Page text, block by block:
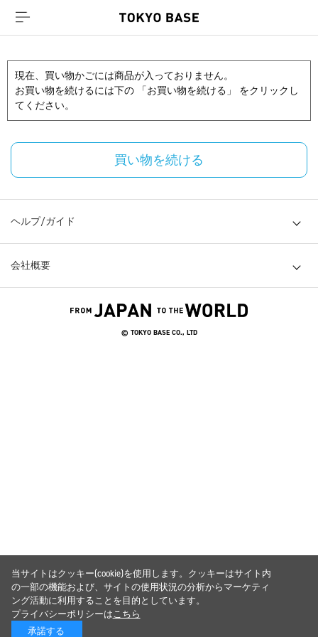
現在、買い物かごには商品が入っておりません。
お買い物を続けるには下の 「お買い物を続ける」 をクリックし
てください。
買い物を続ける
ヘルプ/ガイド
会社概要
© TOKYO BASE CO., LTD
当サイトはクッキー(cookie)を使用します。クッキーはサイト内
の一部の機能および、サイトの使用状況の分析からマーケティ
ング活動に利用することを目的としています。
プライバシーポリシーはこちら
承諾する